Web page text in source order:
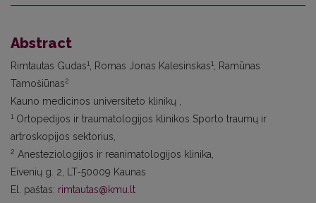
Abstract
Rimtautas Gudas1 , Romas Jonas Kalesinskas1
, Ramūnas
Tamošiūnas2
Kauno medicinos universiteto klinikų ,
1 Ortopedijos ir traumatologijos klinikos Sporto traumų ir
artroskopijos sektorius,
2 Anesteziologijos ir reanimatologijos klinika,
Eivenių g. 2, LT-50009 Kaunas
El. paštas: rimtautas@kmu.lt